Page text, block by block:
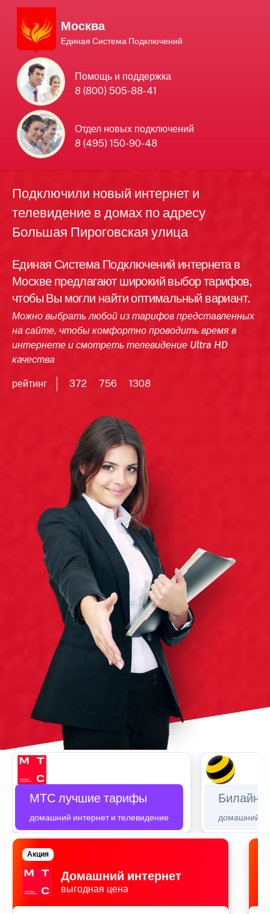
Москва
Единая Система Подключений
Помощь и поддержка
8 (800) 505-88-41
Отдел новых подключений
8 (495) 150-90-48
Единая Система
Подключений
нового интернета и
телевидения в Москве
Подключили новый интернет и
телевидение в домах по адресу
Большая Пироговская улица
Единая Система Подключений интернета в
Москве предлагают широкий выбор тарифов,
чтобы Вы могли найти оптимальный вариант.
Можно выбрать любой из тарифов представленных
на сайте, чтобы комфортно проводить время в
интернете и смотреть телевидение Ultra HD
качества
рейтинг 372 756 1308
МТС лучшие тарифы
домашний интернет и телевидение
Билайн
домашний
Домашний интернет
выгодная цена
Акция